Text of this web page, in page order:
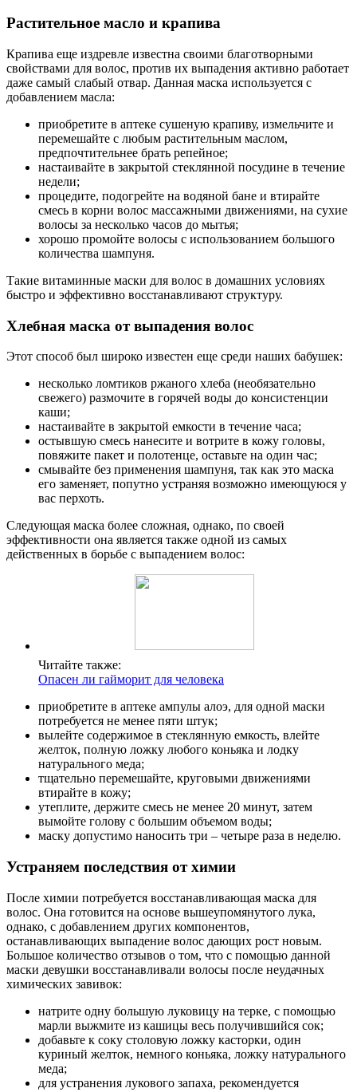
Растительное масло и крапива
Крапива еще издревле известна своими благотворными
свойствами для волос, против их выпадения активно работает
даже самый слабый отвар. Данная маска используется с
добавлением масла:
приобретите в аптеке сушеную крапиву, измельчите и
перемешайте с любым растительным маслом,
предпочтительнее брать репейное;
настаивайте в закрытой стеклянной посудине в течение
недели;
процедите, подогрейте на водяной бане и втирайте
смесь в корни волос массажными движениями, на сухие
волосы за несколько часов до мытья;
хорошо промойте волосы с использованием большого
количества шампуня.
Такие витаминные маски для волос в домашних условиях
быстро и эффективно восстанавливают структуру.
Хлебная маска от выпадения волос
Этот способ был широко известен еще среди наших бабушек:
несколько ломтиков ржаного хлеба (необязательно
свежего) размочите в горячей воды до консистенции
каши;
настаивайте в закрытой емкости в течение часа;
остывшую смесь нанесите и вотрите в кожу головы,
повяжите пакет и полотенце, оставьте на один час;
смывайте без применения шампуня, так как это маска
его заменяет, попутно устраняя возможно имеющуюся у
вас перхоть.
Следующая маска более сложная, однако, по своей
эффективности она является также одной из самых
действенных в борьбе с выпадением волос:
Читайте также:
Опасен ли гайморит для человека
приобретите в аптеке ампулы алоэ, для одной маски
потребуется не менее пяти штук;
вылейте содержимое в стеклянную емкость, влейте
желток, полную ложку любого коньяка и лодку
натурального меда;
тщательно перемешайте, круговыми движениями
втирайте в кожу;
утеплите, держите смесь не менее 20 минут, затем
вымойте голову с большим объемом воды;
маску допустимо наносить три – четыре раза в неделю.
Устраняем последствия от химии
После химии потребуется восстанавливающая маска для
волос. Она готовится на основе вышеупомянутого лука,
однако, с добавлением других компонентов,
останавливающих выпадение волос дающих рост новым.
Большое количество отзывов о том, что с помощью данной
маски девушки восстанавливали волосы после неудачных
химических завивок:
натрите одну большую луковицу на терке, с помощью
марли выжмите из кашицы весь получившийся сок;
добавьте к соку столовую ложку касторки, один
куриный желток, немного коньяка, ложку натурального
меда;
для устранения лукового запаха, рекомендуется